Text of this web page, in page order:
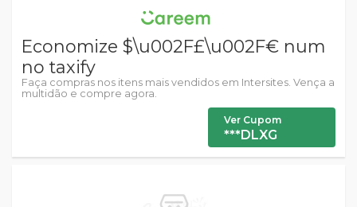
Economize $\u002F£\u002F€ num
no taxify
Faça compras nos itens mais vendidos em Intersites. Vença a
multidão e compre agora.
Ver Cupom
***DLXG